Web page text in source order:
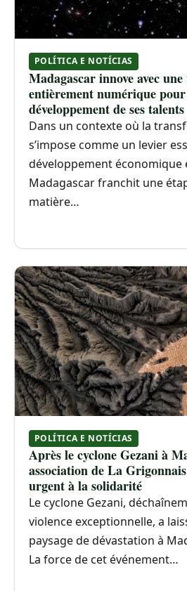
POLÍTICA E NOTÍCIAS
Madagascar innove avec
entièrement numérique
développement de ses talents
Dans un contexte où la
s’impose comme un levier
développement économique
Madagascar franchit une
matière…
POLÍTICA E NOTÍCIAS
Après le cyclone Gezani à
association de La
urgent à la solidarité
Le cyclone Gezani,
violence exceptionnelle, a
paysage de dévastation à
La force de cet événement…